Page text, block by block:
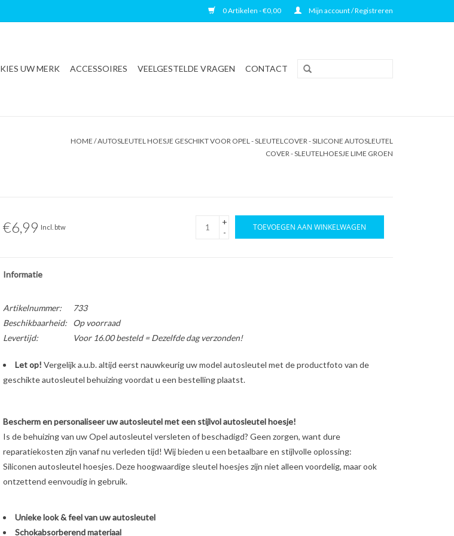
0 Artikelen - €0,00 Mijn account / Registreren
KIES UW MERK ACCESSOIRES VEELGESTELDE VRAGEN CONTACT
HOME /AUTOSLEUTEL HOESJE GESCHIKT VOOR OPEL - SLEUTELCOVER - SILICONE AUTOSLEUTEL
COVER - SLEUTELHOESJE LIME GROEN
€6,99 Incl. btw
+
-
TOEVOEGEN AAN WINKELWAGEN
Informatie
Artikelnummer:
733
Beschikbaarheid:
Op voorraad
Levertijd:
Voor 16.00 besteld = Dezelfde dag verzonden!
Let op! Vergelijk a.u.b. altijd eerst nauwkeurig uw model autosleutel met de productfoto van de
geschikte autosleutel behuizing voordat u een bestelling plaatst.
Bescherm en personaliseer uw autosleutel met een stijlvol autosleutel hoesje!
Is de behuizing van uw Opel autosleutel versleten of beschadigd? Geen zorgen, want dure
reparatiekosten zijn vanaf nu verleden tijd! Wij bieden u een betaalbare en stijlvolle oplossing:
Siliconen autosleutel hoesjes. Deze hoogwaardige sleutel hoesjes zijn niet alleen voordelig, maar ook
ontzettend eenvoudig in gebruik.
Unieke look & feel van uw autosleutel
Schokabsorberend materiaal